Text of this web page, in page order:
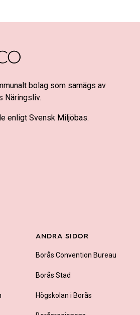
bolag som samägs av
Näringsliv.
enligt Svensk Miljöbas.
ANDRA SIDOR
Borås Convention Bureau
Borås Stad
Högskolan i Borås